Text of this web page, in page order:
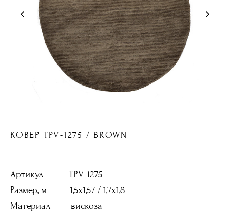
КОВЕР TPV-1275 / BROWN
Артикул TPV-1275
Размер, м 1,5x1,57 / 1,7x1,8
Материал вискоза